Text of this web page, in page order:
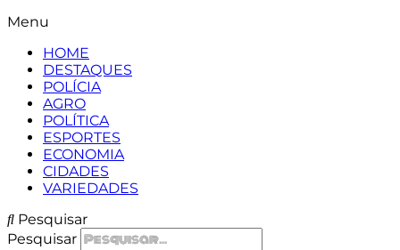
Menu
HOME
DESTAQUES
POLÍCIA
AGRO
POLÍTICA
ESPORTES
ECONOMIA
CIDADES
VARIEDADES
Pesquisar
Pesquisar